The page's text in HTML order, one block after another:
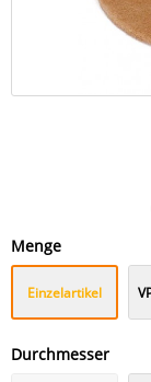
Menge
Einzelartikel
Durchmesser